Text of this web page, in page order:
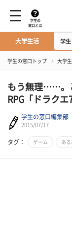
学生の
窓口とは
大学生活 学生
学生の窓口トップ 大学
もう無理……。
RPG「ドラク
学生の窓口編集部
2015/07/17
タグ： ゲーム ある